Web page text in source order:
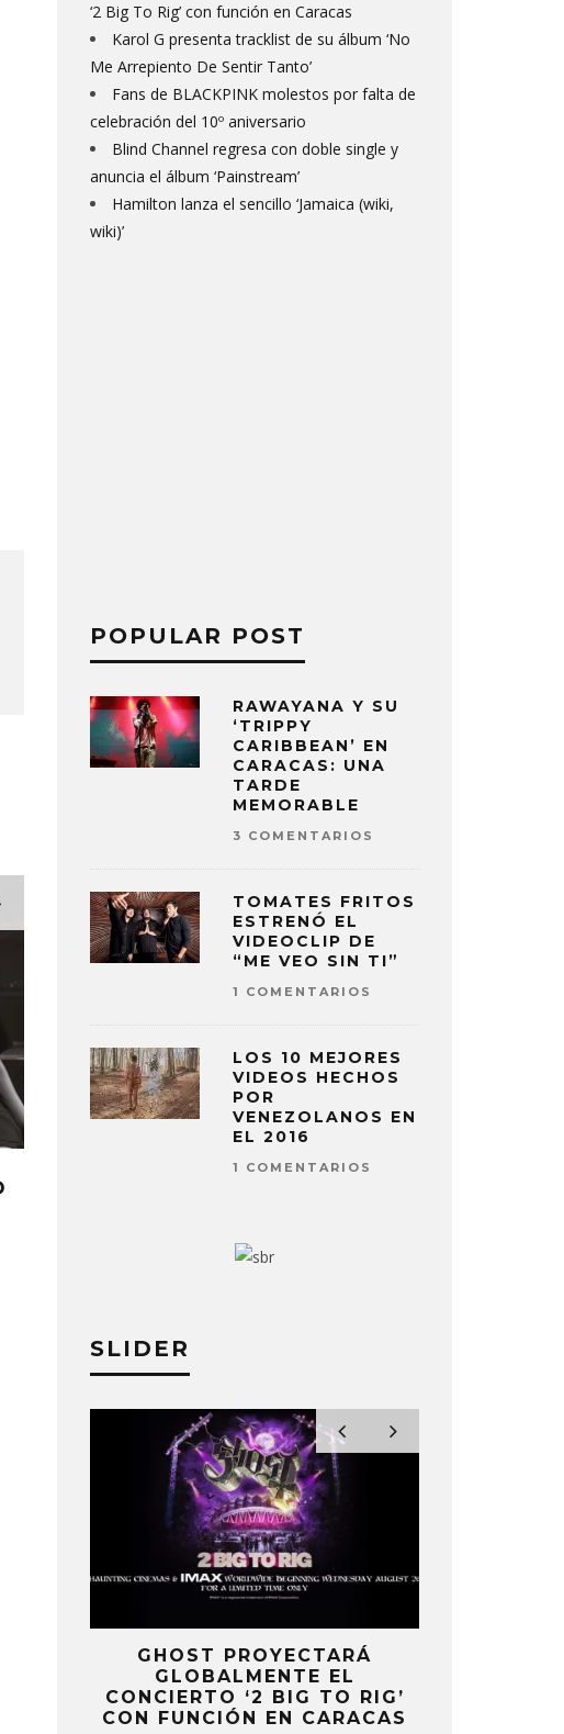
12 DICIEMBRE, 2024
‘2 Big To Rig’ con función en Caracas
Karol G presenta tracklist de su álbum ‘No
Me Arrepiento De Sentir Tanto’
Fans de BLACKPINK molestos por falta de
celebración del 10º aniversario
Blind Channel regresa con doble single y
anuncia el álbum ‘Painstream’
Hamilton lanza el sencillo ‘Jamaica (wiki,
wiki)’
POPULAR POST
RAWAYANA Y SU
‘TRIPPY
CARIBBEAN’ EN
CARACAS: UNA
TARDE
MEMORABLE
3 COMENTARIOS
TOMATES FRITOS
ESTRENÓ EL
VIDEOCLIP DE
“ME VEO SIN TI”
1 COMENTARIOS
LOS 10 MEJORES
VIDEOS HECHOS
POR
VENEZOLANOS EN
EL 2016
1 COMENTARIOS
SLIDER
GHOST PROYECTARÁ
GLOBALMENTE EL
CONCIERTO ‘2 BIG TO RIG’
CON FUNCIÓN EN CARACAS